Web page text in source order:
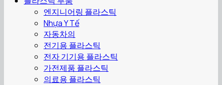
엔지니어링 플라스틱
Nhựa Y Tế
자동차의
전기용 플라스틱
전자 기기용 플라스틱
가전제품 플라스틱
의료용 플라스틱